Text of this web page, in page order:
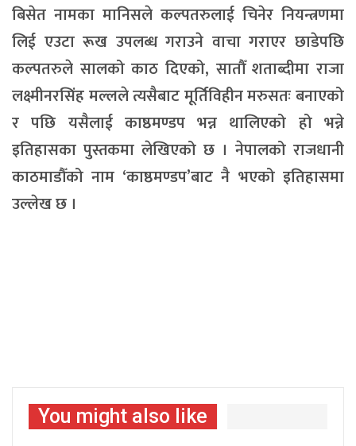
बिसेत नामका मानिसले कल्पतरुलाई चिनेर नियन्त्रणमा
लिई एउटा रूख उपलब्ध गराउने वाचा गराएर छाडेपछि
कल्पतरुले सालको काठ दिएको, सातौँ शताब्दीमा राजा
लक्ष्मीनरसिंह मल्लले त्यसैबाट मूर्तिविहीन मरुसतः बनाएको
र पछि यसैलाई काष्ठमण्डप भन्न थालिएको हो भन्ने
इतिहासका पुस्तकमा लेखिएको छ । नेपालको राजधानी
काठमाडौँको नाम ‘काष्ठमण्डप’बाट नै भएको इतिहासमा
उल्लेख छ ।
You might also like